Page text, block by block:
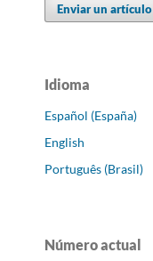
Enviar un artículo
Idioma
Español (España)
English
Português (Brasil)
Número actual